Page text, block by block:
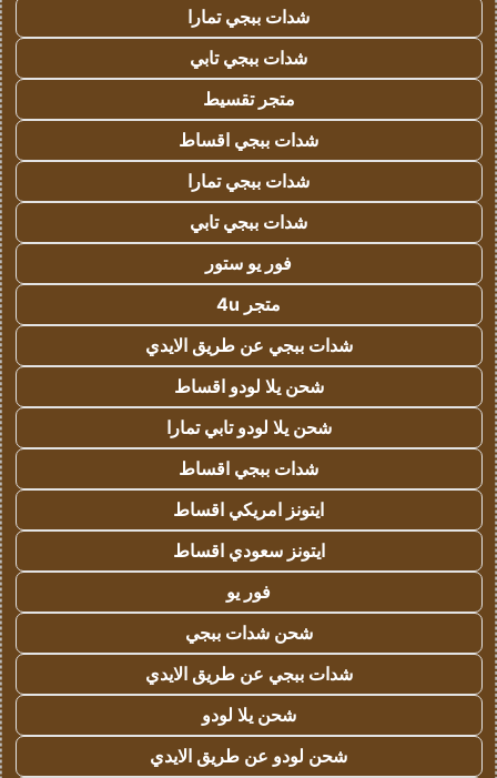
شدات ببجي تمارا
شدات ببجي تابي
متجر تقسيط
شدات ببجي اقساط
شدات ببجي تمارا
شدات ببجي تابي
فور يو ستور
متجر 4u
شدات ببجي عن طريق الايدي
شحن يلا لودو اقساط
شحن يلا لودو تابي تمارا
شدات ببجي اقساط
ايتونز امريكي اقساط
ايتونز سعودي اقساط
فور يو
شحن شدات ببجي
شدات ببجي عن طريق الايدي
شحن يلا لودو
شحن لودو عن طريق الايدي